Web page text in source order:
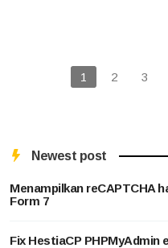
1 2 3
Newest post
Menampilkan reCAPTCHA
Form 7
Fix HestiaCP PHPMyAdmin